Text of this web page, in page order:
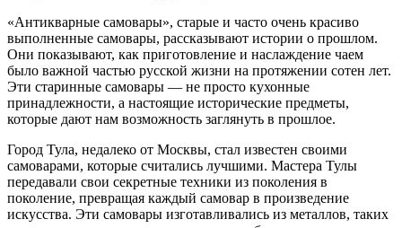
«Антикварные самовары», старые и часто очень красиво
выполненные самовары, рассказывают истории о прошлом.
Они показывают, как приготовление и наслаждение чаем
было важной частью русской жизни на протяжении сотен лет.
Эти старинные самовары — не просто кухонные
принадлежности, а настоящие исторические предметы,
которые дают нам возможность заглянуть в прошлое.
Город Тула, недалеко от Москвы, стал известен своими
самоварами, которые считались лучшими. Мастера Тулы
передавали свои секретные техники из поколения в
поколение, превращая каждый самовар в произведение
искусства. Эти самовары изготавливались из металлов, таких